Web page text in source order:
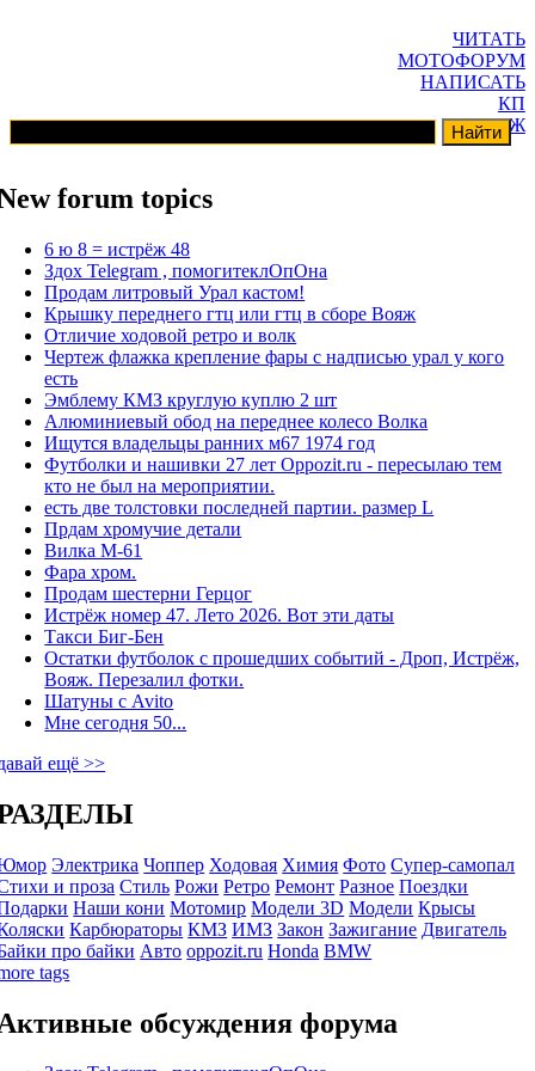
ЧИТАТЬ
МОТОФОРУМ
НАПИСАТЬ
КП
ГАРАЖ
forum topics
6 ю 8 = истрёж 48
Здох Telegram , помогитеклОпОна
Продам литровый Урал кастом!
Крышку переднего гтц или гтц в сборе Вояж
Отличие ходовой ретро и волк
Чертеж флажка крепление фары с надписью урал у кого
есть
Эмблему КМЗ круглую куплю 2 шт
Алюминиевый обод на переднее колесо Волка
Ищутся владельцы ранних м67 1974 год
Футболки и нашивки 27 лет Oppozit.ru - пересылаю тем
кто не был на мероприятии.
есть две толстовки последней партии. размер L
Прдам хромучие детали
Вилка М-61
Фара хром.
Продам шестерни Герцог
Истрёж номер 47. Лето 2026. Вот эти даты
Такси Биг-Бен
Остатки футболок с прошедших событий - Дроп, Истрёж,
Вояж. Перезалил фотки.
Шатуны с Avito
Мне сегодня 50...
ещё >>
Электрика Чоппер Ходовая Химия Фото Супер-самопал
и проза Стиль Рожи Ретро Ремонт Разное Поездки
Наши кони Мотомир Модели 3D Модели Крысы
Карбюраторы КМЗ ИМЗ Закон Зажигание Двигатель
про байки Авто oppozit.ru Honda BMW
tags
обсуждения форума